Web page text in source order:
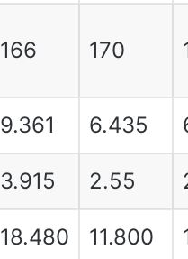
166 170
9.361 6.435
3.915 2.55
18.480 11.800